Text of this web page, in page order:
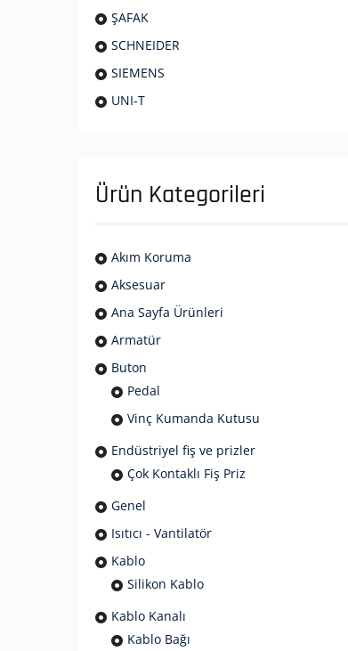
ŞAFAK
SCHNEIDER
SIEMENS
UNI-T
Ürün Kategorileri
Akım Koruma
Aksesuar
Ana Sayfa Ürünleri
Armatür
Buton
Pedal
Vinç Kumanda Kutusu
Endüstriyel fiş ve prizler
Çok Kontaklı Fiş Priz
Genel
Isıtıcı - Vantilatör
Kablo
Silikon Kablo
Kablo Kanalı
Kablo Bağı